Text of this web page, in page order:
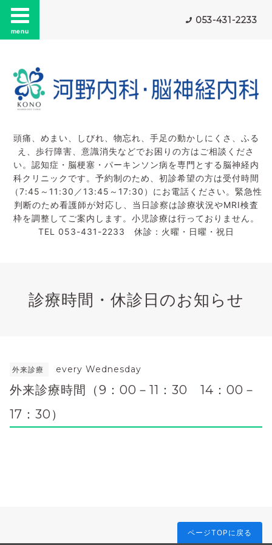
menu
053-431-2233
頭痛、めまい、しびれ、物忘れ、手足の動かしにくさ、ふる
え、歩行障害、意識消失などでお困りの方はご相談くださ
い。認知症・脳梗塞・パーキンソン病を専門とする脳神経内
科クリニックです。予約制のため、初診希望の方は受付時間
（7:45～11:30／13:45～17:30）にお電話ください。緊急性
判断のため看護師が対応し、当日診察は診療状況やMRI検査
枠を調整してご案内します。小児診療は行っておりません。
TEL 053-431-2233 休診：火曜・日曜・祝日
診療時間・休診日のお知らせ
外来診療 every Wednesday
外来診療時間（9：00－11：30 14：00－
17：30）
ページTOPに戻る